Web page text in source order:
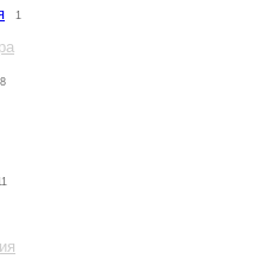
1
8